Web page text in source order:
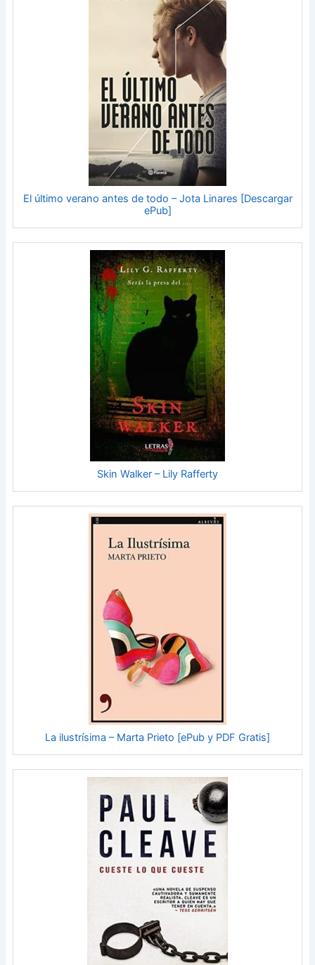
El último verano antes de todo – Jota Linares [Descargar
ePub]
Skin Walker – Lily Rafferty
La ilustrísima – Marta Prieto [ePub y PDF Gratis]